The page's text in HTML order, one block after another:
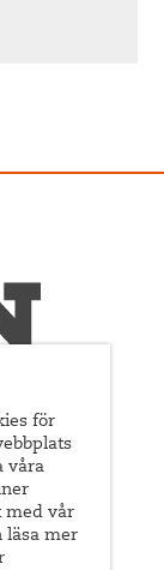
för
våra
med vår
läsa mer